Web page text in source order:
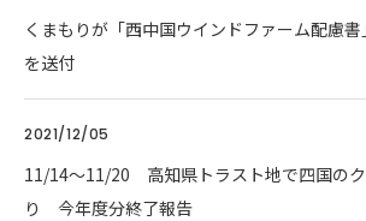
くまもりが「西中国ウインドファーム配慮
を送付
2021/12/05
11/14～11/20 高知県トラスト地で四国のク
り 今年度分終了報告